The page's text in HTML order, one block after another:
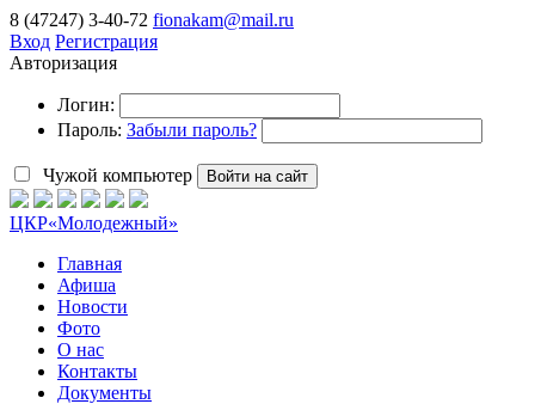
8 (47247) 3-40-72 fionakam@mail.ru
Вход Регистрация
Авторизация
Логин:
Пароль: Забыли пароль?
Чужой компьютер Войти на сайт
ЦКР«Молодежный»
Главная
Афиша
Новости
Фото
О нас
Контакты
Документы